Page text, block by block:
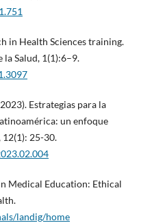
in Health Sciences training.
la Salud, 1(1):6–9.
Estrategias para la
un enfoque
12(1): 25-30.
Medical Education: Ethical
landig/home